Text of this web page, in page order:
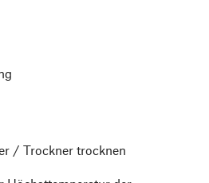
/ Trockner trocknen